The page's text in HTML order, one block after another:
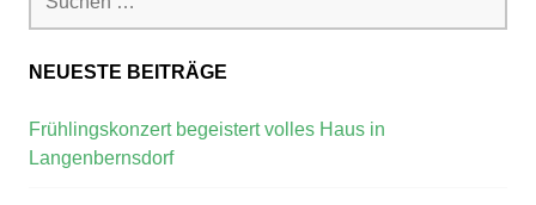
NEUESTE BEITRÄGE
Frühlingskonzert begeistert volles Haus in
Langenbernsdorf